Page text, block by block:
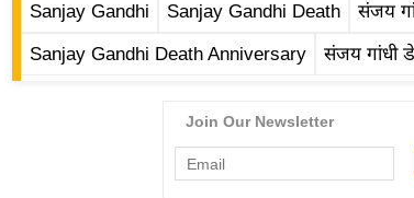
Sanjay Gandhi Sanjay Gandhi Death संजय
Sanjay Gandhi Death Anniversary संजय गांधी